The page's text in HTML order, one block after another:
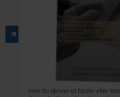
Hvis du skriver ut bilder eller